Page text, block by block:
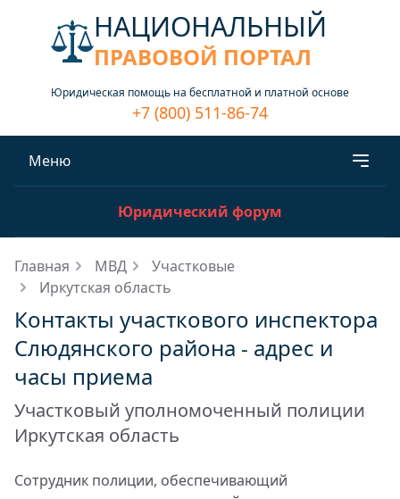
НАЦИОНАЛЬНЫЙ
ПРАВОВОЙ ПОРТАЛ
Юридическая помощь на бесплатной и платной основе
+7 (800) 511-86-74
Меню
Юридический форум
Главная МВД
Участковые
Иркутская область
Контакты участкового инспектора
Слюдянского района - адрес и
часы приема
Участковый уполномоченный полиции
Иркутская область
Сотрудник полиции, обеспечивающий